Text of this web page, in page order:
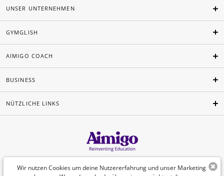
Wir nutzen Cookies um deine Nutzererfahrung und unser Marketing
UNSER UNTERNEHMEN
GYMGLISH
AIMIGO COACH
BUSINESS
NÜTZLICHE LINKS
Deutsch